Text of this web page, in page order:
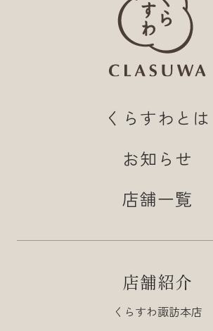
くらすわとは
お知らせ
店舗一覧
店舗紹介
くらすわ諏訪本店